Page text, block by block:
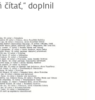
čítať,“ doplnil